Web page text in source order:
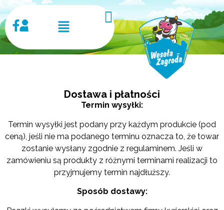
Dostawa i płatności
Termin wysyłki:
Termin wysyłki jest podany przy każdym produkcie (pod
ceną), jeśli nie ma podanego terminu oznacza to, że towar
zostanie wysłany zgodnie z regulaminem. Jeśli w
zamówieniu są produkty z różnymi terminami realizacji to
przyjmujemy termin najdłuższy.
Sposób dostawy: